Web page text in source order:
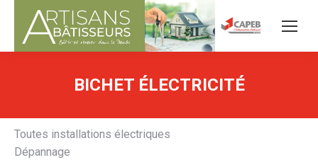
BICHET ÉLECTRICITÉ
Toutes installations électriques
Dépannage